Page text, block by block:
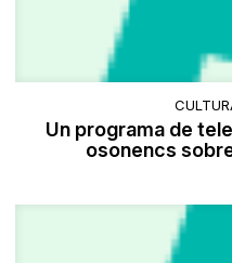
Un programa de
osonencs